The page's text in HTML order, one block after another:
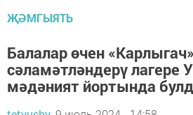
ҖӘМГЫЯТЬ
Балалар өчен «Карлыгач»
сәламәтләндерү лагере
мәдәният йортында